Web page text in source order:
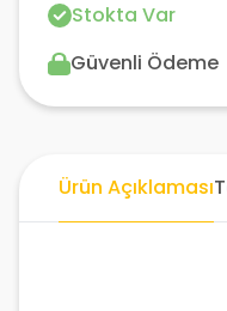
Stokta Var
Güvenli Ödeme
Ürün Açıklaması